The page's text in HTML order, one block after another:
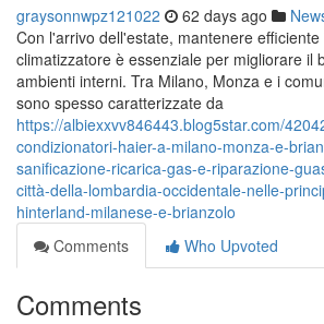
graysonnwpz121022 62 days ago
Con l'arrivo dell'estate, mantenere efficiente
climatizzatore è essenziale per migliorare il
ambienti interni. Tra Milano, Monza e i
sono spesso caratterizzate da
https://albiexxvv846443.blog5star.com/
condizionatori-haier-a-milano-monza-e-
sanificazione-ricarica-gas-e-riparazione-
città-della-lombardia-occidentale-nelle-
hinterland-milanese-e-brianzolo
Comments
Who Upvoted
Comments